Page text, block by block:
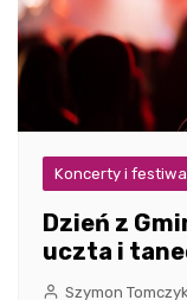
Koncerty i
Dzień z
uczta i
Szymon